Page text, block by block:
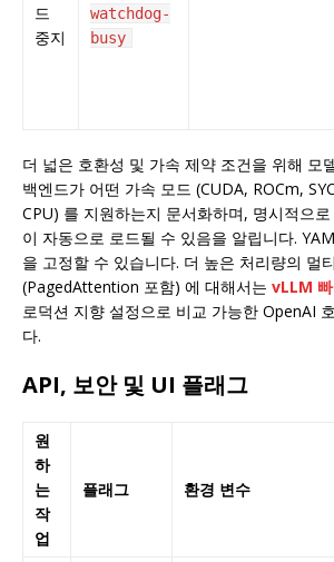
드
중지
watchdog-
busy
더 넓은 호환성 및 가속 제약 조건을 위해 모
백엔드가 어떤 가속 모드 (CUDA, ROCm,
CPU) 를 지원하는지 문서화하며, 명시적으
이 자동으로 로드될 수 있음을 알립니다.
을 고정할 수 있습니다. 더 높은 처리량의 멀
(PagedAttention 포함) 에 대해서는 vLLM
로덕션 지향 설정으로 비교 가능한 OpenAI
다.
API, 보안 및 UI 플래그
원
하
는
작
업
플래그 환경 변수